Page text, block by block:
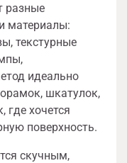
разные
материалы:
текстурные
идеально
шкатулок,
где хочется
поверхность.
скучным,